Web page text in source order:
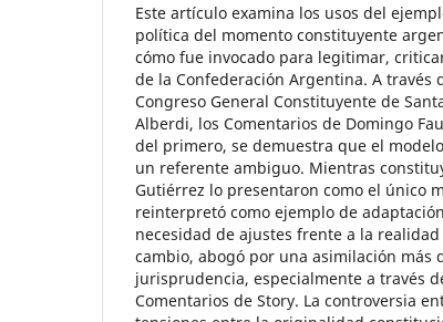
Este artículo examina los usos del
política del momento constituyente
cómo fue invocado para legitimar,
de la Confederación Argentina. A través
Congreso General Constituyente de
Alberdi, los Comentarios de Domingo
del primero, se demuestra que el
un referente ambiguo. Mientras
Gutiérrez lo presentaron como el único
reinterpretó como ejemplo de
necesidad de ajustes frente a la
cambio, abogó por una asimilación más
jurisprudencia, especialmente a través
Comentarios de Story. La controversia